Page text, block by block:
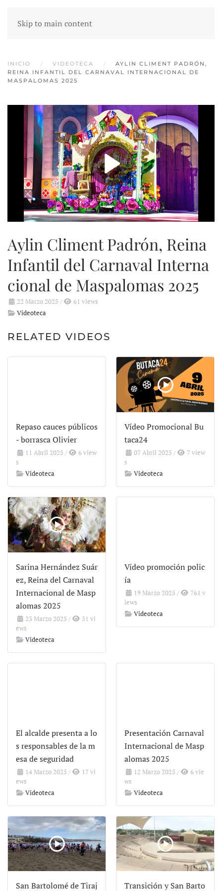
Skip to main content
INICIO VIDEOTECA
AYLIN CLIMENT PADRÓN,
REINA INFANTIL DEL CARNAVAL INTERNACIONAL DE
MASPALOMAS 2025
Aylin Climent Padrón, Reina
Infantil del Carnaval Interna
cional de Maspalomas 2025
22 Marzo 2025 /
61 views
Videoteca
RELATED VIDEOS
Repaso cauces públicos
- borrasca Olivier
11 Abril 2025 /
6 view
s
Videoteca
Vídeo Promocional Bu
taca24
07 Abril 2025 /
7 view
s
Videoteca
Sarina Hernández Suár
ez, Reina del Carnaval
Internacional de Masp
alomas 2025
23 Marzo 2025 /
51 vi
ews
Videoteca
Vídeo promoción polic
ía
19 Marzo 2025 /
761 v
iews
Videoteca
El alcalde presenta a lo
s responsables de la m
esa de seguridad
14 Marzo 2025 /
17 vi
ews
Videoteca
Presentación Carnaval
Internacional de Masp
alomas 2025
12 Marzo 2025 /
6 vie
ws
Videoteca
San Bartolomé de Tiraj Transición y San Barto